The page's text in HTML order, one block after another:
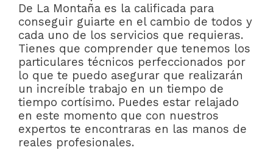
De La Montaña es la calificada para
conseguir guiarte en el cambio de todos y
cada uno de los servicios que requieras.
Tienes que comprender que tenemos los
particulares técnicos perfeccionados por
lo que te puedo asegurar que realizarán
un increíble trabajo en un tiempo de
tiempo cortísimo. Puedes estar relajado
en este momento que con nuestros
expertos te encontraras en las manos de
reales profesionales.